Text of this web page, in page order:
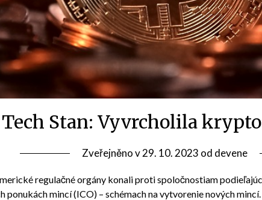
Tech Stan: Vyvrcholila
Zveřejněno v29. 10. 2023 od devene
regulačné orgány konali proti spoločnostiam
ponukách mincí (ICO) – schémach na vytvorenie nových mincí.